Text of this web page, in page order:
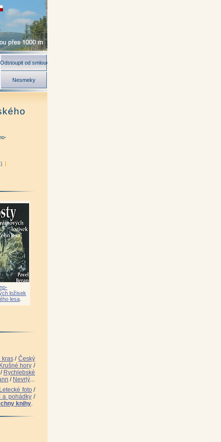
Odstoupit od smlouvy
Nesmeky
|
Jiskra)
Albrecht)
ČR|
nazývalo Conradsgrün - 1564-
Pavel Suček, Otfried Wagenbreth)
|
|
ložisek
lesa
kras/ Český
Krušné hory /
/ Rychlebské
/ Nevrlý...
Letecké foto/
a pohádky/
knihy.